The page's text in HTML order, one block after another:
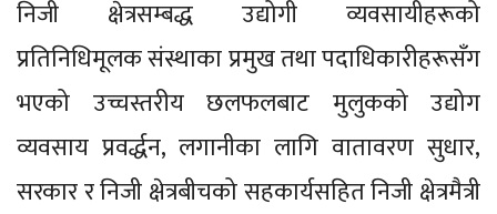
निजी क्षेत्रसम्बद्ध उद्योगी व्यवसायीहरूको
प्रतिनिधिमूलक संस्थाका प्रमुख तथा पदाधिकारीहरूसँग
भएको उच्चस्तरीय छलफलबाट मुलुकको उद्योग
व्यवसाय प्रवर्द्धन, लगानीका लागि वातावरण सुधार,
सरकार र निजी क्षेत्रबीचको सहकार्यसहित निजी क्षेत्रमैत्री